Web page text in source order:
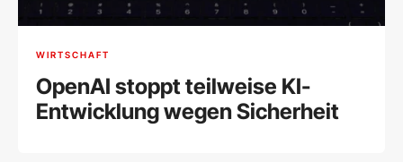
WIRTSCHAFT
OpenAI stoppt teilweise KI-
Entwicklung wegen Sicherheit